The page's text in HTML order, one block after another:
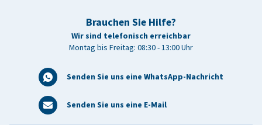
Brauchen Sie Hilfe?
Wir sind telefonisch erreichbar
Montag bis Freitag: 08:30 - 13:00 Uhr
Senden Sie uns eine WhatsApp-Nachricht
Senden Sie uns eine E-Mail